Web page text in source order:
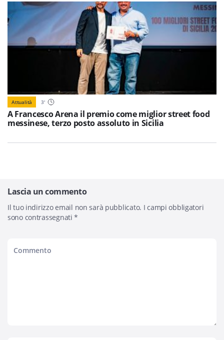
Attualità 3'
A Francesco Arena il premio come miglior street food
messinese, terzo posto assoluto in Sicilia
Lascia un commento
Il tuo indirizzo email non sarà pubblicato. I campi obbligatori
sono contrassegnati*